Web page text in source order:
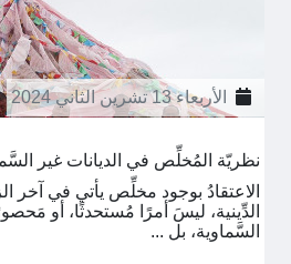
الأربعاء 13 تشرين الثاني 2024
نظريّة المُخلِّص في الديانات غير
الاعتقادُ بوجود مخلِّص يأتي في آخر
الدِّينية، ليسَ أمرًا مُستحدثًا، أو
السَّماوية، بل ...